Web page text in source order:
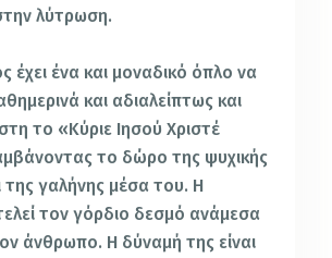
λύτρωση.
έχει ένα και μοναδικό όπλο να
και αδιαλείπτως και
το «Κύριε Ιησού Χριστέ
το δώρο της ψυχικής
της γαλήνης μέσα του. H
τον γόρδιο δεσμό ανάμεσα
άνθρωπο. Η δύναμή της είναι